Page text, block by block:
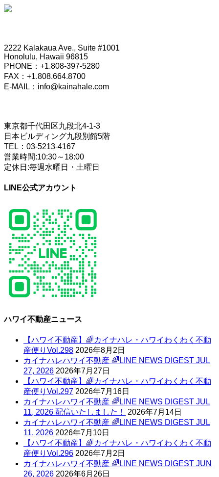
2222 Kalakaua Ave., Suite #1001
Honolulu, Hawaii 96815
PHONE：+1.808-397-5280
FAX：+1.808.664.8700
E-MAIL：info@kainahale.com
東京都千代田区九段北4-1-3
日本ビルディング九段別館5階
TEL：03-5213-4167
営業時間:10:30～18:00
定休日:毎週水曜日・土曜日
LINE公式アカウント
ハワイ不動産ニュース
【ハワイ不動産】🌈カイナハレ・ハワイわくわく不動
産便りVol.298 2026年8月2日
カイナハレハワイ不動産 🌈LINE NEWS DIGEST JUL
27, 2026 2026年7月27日
【ハワイ不動産】🌈カイナハレ・ハワイわくわく不動
産便りVol.297 2026年7月16日
カイナハレハワイ不動産 🌈LINE NEWS DIGEST JUL
11, 2026 配信いたしました！
2026年7月14日
カイナハレハワイ不動産 🌈LINE NEWS DIGEST JUL
11, 2026 2026年7月10日
【ハワイ不動産】🌈カイナハレ・ハワイわくわく不動
産便りVol.296 2026年7月2日
カイナハレハワイ不動産 🌈LINE NEWS DIGEST JUN
26, 2026 2026年6月26日